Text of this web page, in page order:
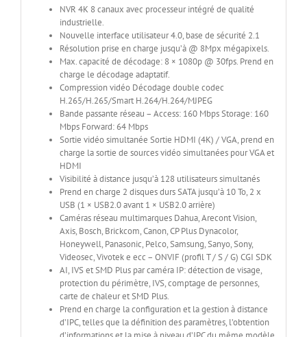
NVR 4K 8 canaux avec processeur intégré de qualité
industrielle.
Nouvelle interface utilisateur 4.0, base de sécurité 2.1
Résolution prise en charge jusqu’à @ 8Mpx mégapixels.
Max. capacité de décodage: 8 × 1080p @ 30fps. Prend en
charge le décodage adaptatif.
Compression vidéo Décodage double codec
H.265/H.265/Smart H.264/H.264/MJPEG
Bande passante réseau – Access: 160 Mbps Storage: 160
Mbps Forward: 64 Mbps
Sortie vidéo simultanée Sortie HDMI (4K) / VGA, prend en
charge la sortie de sources vidéo simultanées pour VGA et
HDMI
Visibilité à distance jusqu’à 128 utilisateurs simultanés
Prend en charge 2 disques durs SATA jusqu’à 10 To, 2 x
USB (1 × USB2.0 avant 1 × USB2.0 arrière)
Caméras réseau multimarques Dahua, Arecont Vision,
Axis, Bosch, Brickcom, Canon, CP Plus Dynacolor,
Honeywell, Panasonic, Pelco, Samsung, Sanyo, Sony,
Videosec, Vivotek e ecc – ONVIF (profil T / S / G) CGI SDK
AI, IVS et SMD Plus par caméra IP: détection de visage,
protection du périmètre, IVS, comptage de personnes,
carte de chaleur et SMD Plus.
Prend en charge la configuration et la gestion à distance
d’IPC, telles que la définition des paramètres, l’obtention